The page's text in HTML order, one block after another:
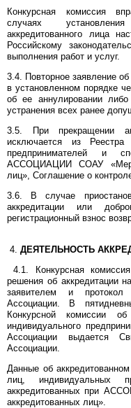
Конкурсная комиссия
случаях
аккредитованного лица
Российскому
выполнения работ и услуг.
3.4. Повторное заявление
в установленном порядке
об ее аннулировании
устранения всех ранее
3.5. При прекращении
исключается из
предпринимателей и
АССОЦИАЦИИ СОАУ
лиц», Соглашение о
3.6. В случае
аккредитации или
регистрационный взнос
4. ДЕЯТЕЛЬНОСТЬ
4.1. Конкурсная
решения об аккредитации
заявителем и
Ассоциации. В
Конкурсной комиссии
индивидуального
Ассоциации выдается
Ассоциации.
Данные об
лиц, индивидуальных
аккредитованных при
аккредитованных лиц».